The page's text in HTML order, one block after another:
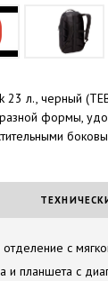
23 л., черный
формы,
с
и планшета с